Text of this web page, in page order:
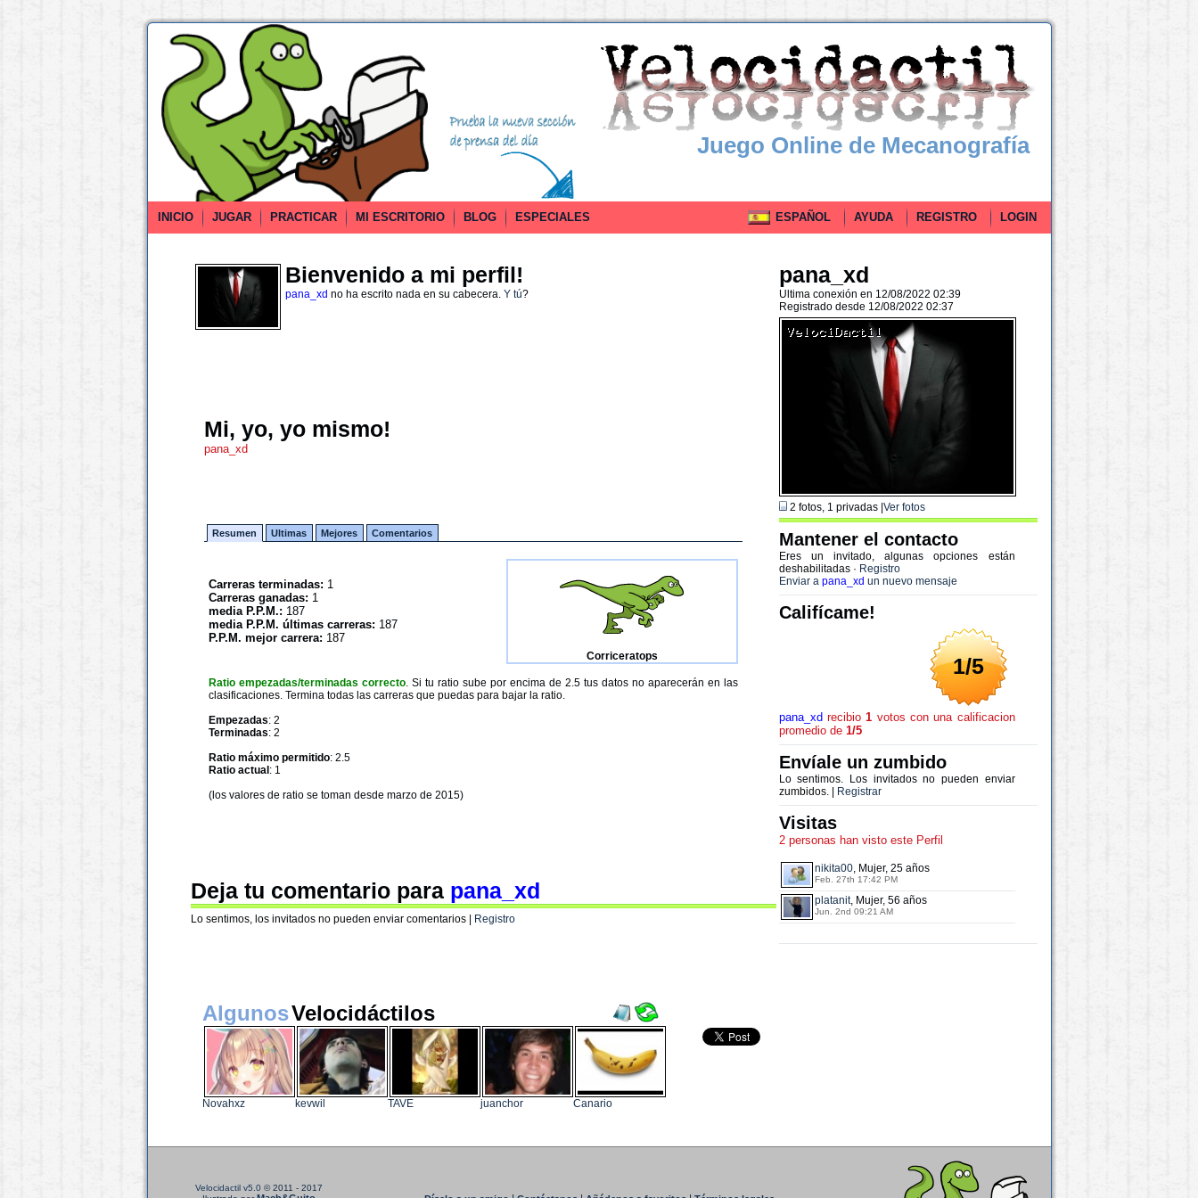
Juego Online de Mecanografía
INICIO JUGAR PRACTICAR MI ESCRITORIO BLOG ESPECIALES ESPAÑOL AYUDA REGISTRO LOGIN
Bienvenido a mi perfil!
pana_xd no ha escrito nada en su cabecera. Y tú?
Mi, yo, yo mismo!
pana_xd
Resumen Ultimas Mejores Comentarios
Carreras terminadas: 1
Carreras ganadas: 1
media P.P.M.: 187
media P.P.M. últimas carreras: 187
P.P.M. mejor carrera: 187
Corriceratops
Ratio empezadas/terminadas correcto. Si tu ratio sube por encima de 2.5 tus datos no aparecerán en las
clasificaciones. Termina todas las carreras que puedas para bajar la ratio.
Empezadas: 2
Terminadas: 2
Ratio máximo permitido: 2.5
Ratio actual : 1
(los valores de ratio se toman desde marzo de 2015)
Deja tu comentario para pana_xd
Lo sentimos, los invitados no pueden enviar comentarios | Registro
pana_xd
Ultima conexión en 12/08/2022 02:39
Registrado desde 12/08/2022 02:37
2 fotos, 1 privadas | Ver fotos
Mantener el contacto
Eres un invitado, algunas opciones están
deshabilitadas · Registro
Enviar a pana_xd un nuevo mensaje
Califícame!
1/5
pana_xd recibio1 votos con una calificacion
promedio de 1/5
Envíale un zumbido
Lo sentimos. Los invitados no pueden enviar
zumbidos. |
Registrar
Visitas
2 personas han visto este Perfil
nikita00, Mujer, 25 años
Feb. 27th 17:42 PM
platanit, Mujer, 56 años
Jun. 2nd 09:21 AM
AlgunosVelocidáctilos
Novahxz kevwil TAVE juanchor Canario
Velocidactil v5.0 © 2011 - 2017